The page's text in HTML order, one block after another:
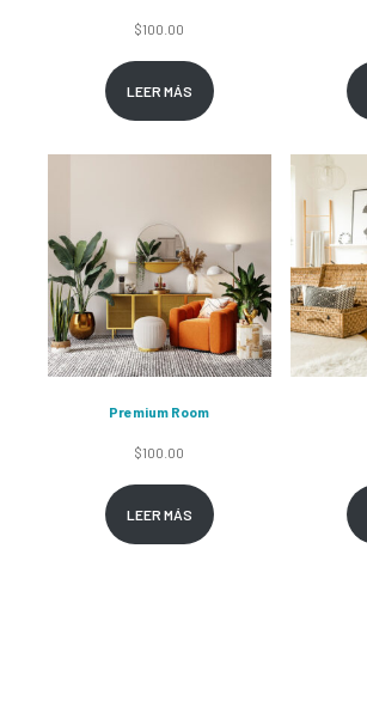
$100.00
LEER MÁS
Premium Room
$100.00
LEER MÁS